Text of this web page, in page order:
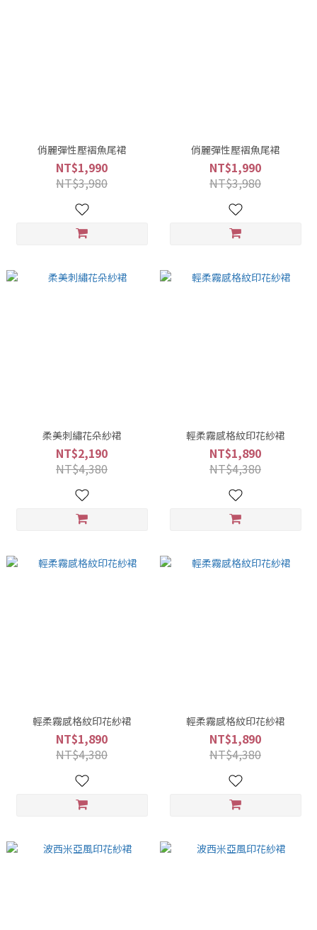
俏麗彈性壓褶魚尾裙
NT$1,990
NT$3,980
俏麗彈性壓褶魚尾裙
NT$1,990
NT$3,980
柔美刺繡花朵紗裙
NT$2,190
NT$4,380
輕柔霧感格紋印花紗裙
NT$1,890
NT$4,380
輕柔霧感格紋印花紗裙
NT$1,890
NT$4,380
輕柔霧感格紋印花紗裙
NT$1,890
NT$4,380